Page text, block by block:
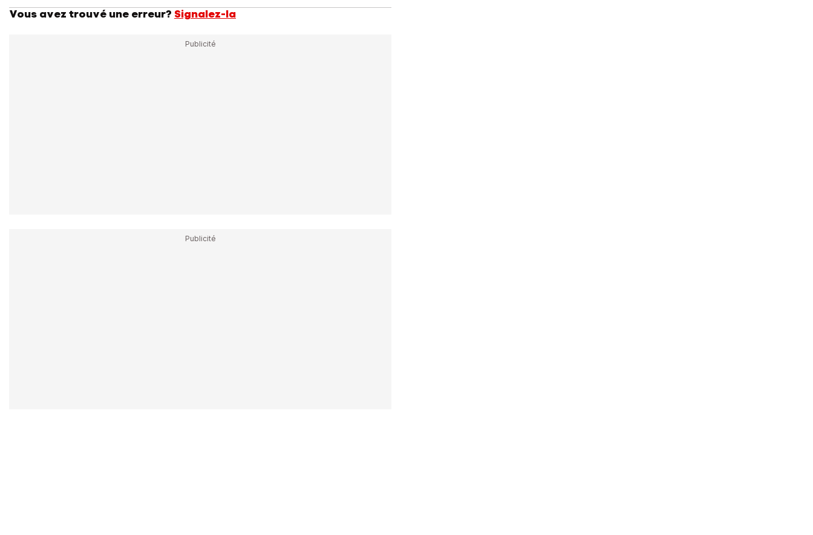
Vous avez trouvé une erreur? Signalez-la